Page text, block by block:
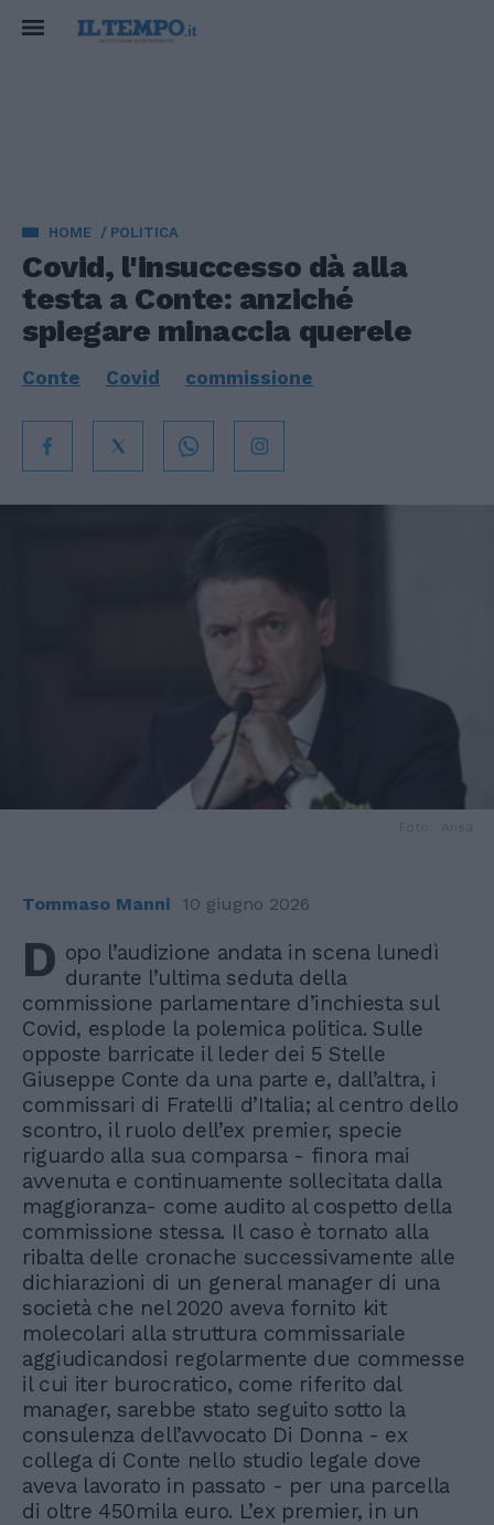
HOME POLITICA
Covid, l'insuccesso dà alla
testa a Conte: anziché
spiegare minaccia querele
Conte Covid commissione
Tommaso Manni 10 giugno 2026
D opo l’audizione andata in scena lunedì
durante l’ultima seduta della
commissione parlamentare d’inchiesta sul
Covid, esplode la polemica politica. Sulle
opposte barricate il leder dei 5 Stelle
Giuseppe Conte da una parte e, dall’altra, i
commissari di Fratelli d’Italia; al centro dello
scontro, il ruolo dell’ex premier, specie
riguardo alla sua comparsa - finora mai
avvenuta e continuamente sollecitata dalla
maggioranza- come audito al cospetto della
commissione stessa. Il caso è tornato alla
ribalta delle cronache successivamente alle
dichiarazioni di un general manager di una
società che nel 2020 aveva fornito kit
molecolari alla struttura commissariale
aggiudicandosi regolarmente due commesse
il cui iter burocratico, come riferito dal
manager, sarebbe stato seguito sotto la
consulenza dell’avvocato Di Donna - ex
collega di Conte nello studio legale dove
aveva lavorato in passato - per una parcella
di oltre 450mila euro. L’ex premier, in un